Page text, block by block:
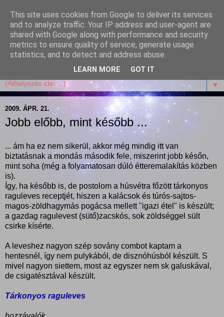
Garffyka
Szösszenetek a konyhámból, az életemből. Mosollyal,
receptekkel, vidámsággal, marcipánnal, csokival.
▼
2009. ÁPR. 21.
Jobb előbb, mint később ...
... ám ha ez nem sikerül, akkor még mindig itt van
biztatásnak a mondás második fele, miszerint jobb későn,
mint soha (még a folyamatosan dúló étteremalakítás közben
is).
Így, ha később is, de postolom a húsvétra főzött tárkonyos
raguleves receptjét, hiszen a kalácsok és túrós-sajtos-
magos-zöldhagymás pogácsa mellett "igazi étel" is készült;
a gazdag ragulevest (sütő)zacskós, sok zöldséggel sült
csirke kísérte.
A leveshez nagyon szép sovány combot kaptam a
hentesnél, így nem pulykából, de disznóhúsból készült. S
mivel nagyon siettem, most az egyszer nem sk galuskával,
de csigatésztával készült.
Tárkonyos raguleves
This site uses cookies from Google to deliver its services
and to analyze traffic. Your IP address and user-agent are
shared with Google along with performance and security
metrics to ensure quality of service, generate usage
statistics, and to detect and address abuse.
LEARN MORE GOT IT